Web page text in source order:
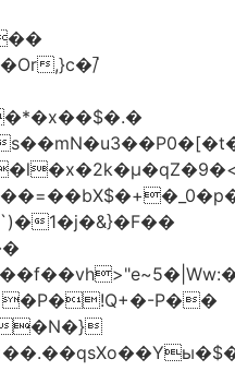
,}c�/̚
1�j�&}�F��
P��
�N�}